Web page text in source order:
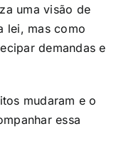
uma visão de
lei, mas como
demandas e
mudaram e o
essa